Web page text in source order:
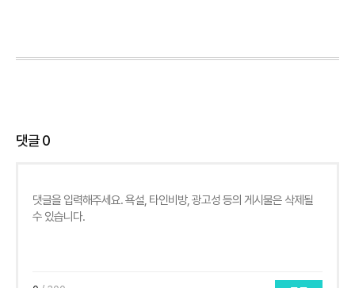
댓글0